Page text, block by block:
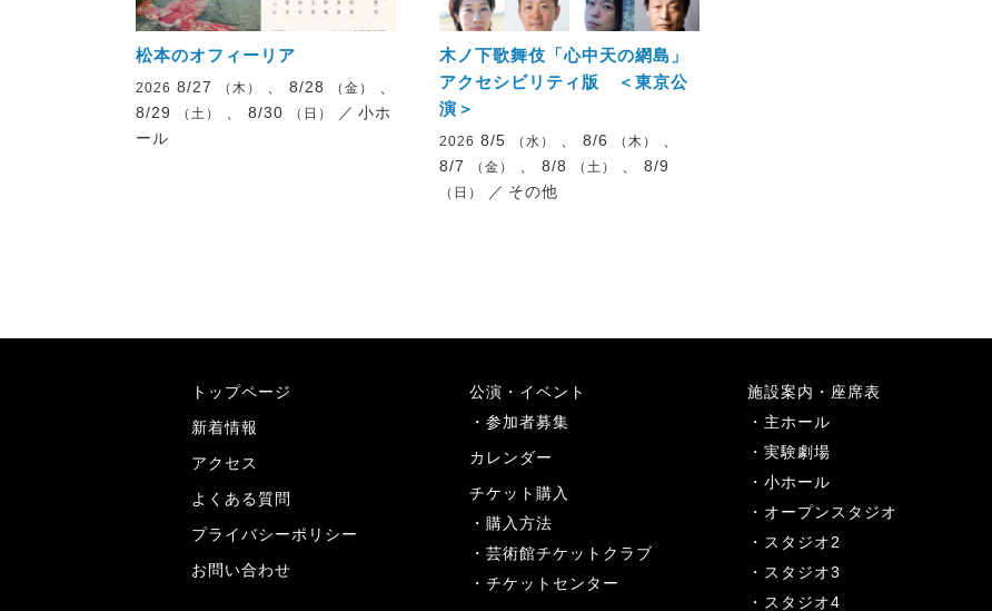
松本のオフィーリア
2026 8/27 （木） 、 8/28 （金）
8/29
（土） 、 8/30 （日） ／ 小ホ
ール
木ノ下歌舞伎「心中天の網島」
アクセシビリティ版 ＜東京公
演＞
2026 8/5 （水） 、 8/6 （木）
8/7
（金） 、 8/8 （土） 、 8/9
（日） ／ その他
トップページ
新着情報
アクセス
よくある質問
プライバシーポリシー
お問い合わせ
公演・イベント
参加者募集
カレンダー
チケット購入
購入方法
芸術館チケットクラブ
チケットセンター
施設案内・座席表
主ホール
実験劇場
小ホール
オープンスタジオ
スタジオ2
スタジオ3
スタジオ4